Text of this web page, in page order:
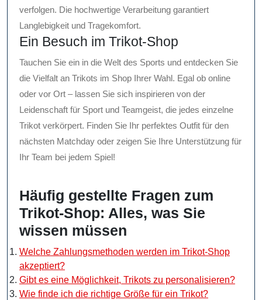
verfolgen. Die hochwertige Verarbeitung garantiert
Langlebigkeit und Tragekomfort.
Ein Besuch im Trikot-Shop
Tauchen Sie ein in die Welt des Sports und entdecken Sie
die Vielfalt an Trikots im Shop Ihrer Wahl. Egal ob online
oder vor Ort – lassen Sie sich inspirieren von der
Leidenschaft für Sport und Teamgeist, die jedes einzelne
Trikot verkörpert. Finden Sie Ihr perfektes Outfit für den
nächsten Matchday oder zeigen Sie Ihre Unterstützung für
Ihr Team bei jedem Spiel!
Häufig gestellte Fragen zum
Trikot-Shop: Alles, was Sie
wissen müssen
Welche Zahlungsmethoden werden im Trikot-Shop
akzeptiert?
Gibt es eine Möglichkeit, Trikots zu personalisieren?
Wie finde ich die richtige Größe für ein Trikot?